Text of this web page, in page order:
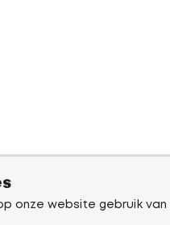
onze website gebruik van